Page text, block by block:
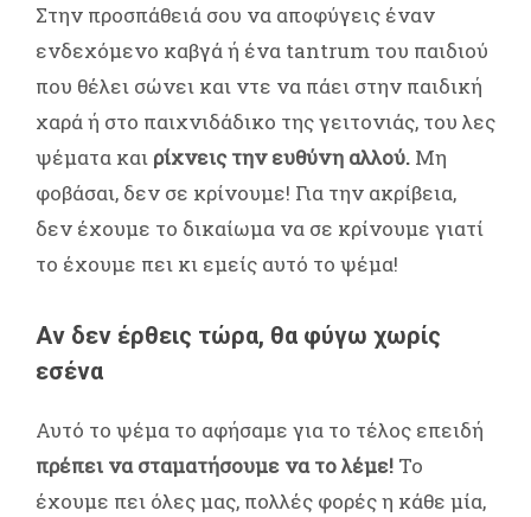
Στην προσπάθειά σου να αποφύγεις έναν
ενδεχόμενο καβγά ή ένα tantrum του παιδιού
που θέλει σώνει και ντε να πάει στην παιδική
χαρά ή στο παιχνιδάδικο της γειτονιάς, του λες
ψέματα και ρίχνεις την ευθύνη αλλού. Μη
φοβάσαι, δεν σε κρίνουμε! Για την ακρίβεια,
δεν έχουμε το δικαίωμα να σε κρίνουμε γιατί
το έχουμε πει κι εμείς αυτό το ψέμα!
Αν δεν έρθεις τώρα, θα φύγω χωρίς
εσένα
Αυτό το ψέμα το αφήσαμε για το τέλος επειδή
πρέπει να σταματήσουμε να το λέμε! Το
έχουμε πει όλες μας, πολλές φορές η κάθε μία,